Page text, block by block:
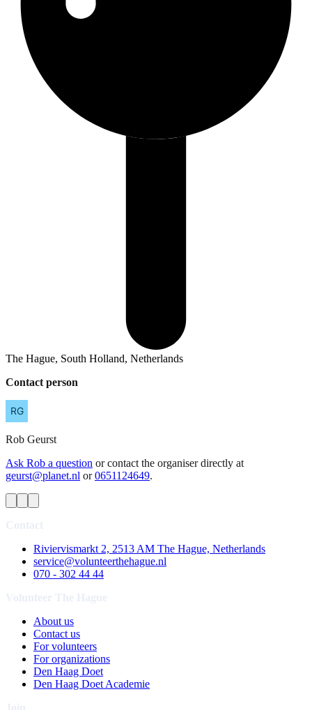
The Hague, South Holland, Netherlands
Contact person
Rob Geurst
Ask Rob a question or contact the organiser directly at
geurst@planet.nl or 0651124649.
Riviervismarkt 2, 2513 AM The Hague, Netherlands
service@volunteerthehague.nl
070 - 302 44 44
About us
Contact us
For volunteers
For organizations
Den Haag Doet
Den Haag Doet Academie